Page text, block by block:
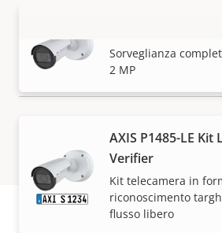
VISUALIZZA DI PIÙ
Sorveglianza
2 MP
AXIS P1485-LE Kit
Verifier
Kit telecamera in
riconoscimento
flusso libero
MOSTRA DISPOSITIVI FUORI